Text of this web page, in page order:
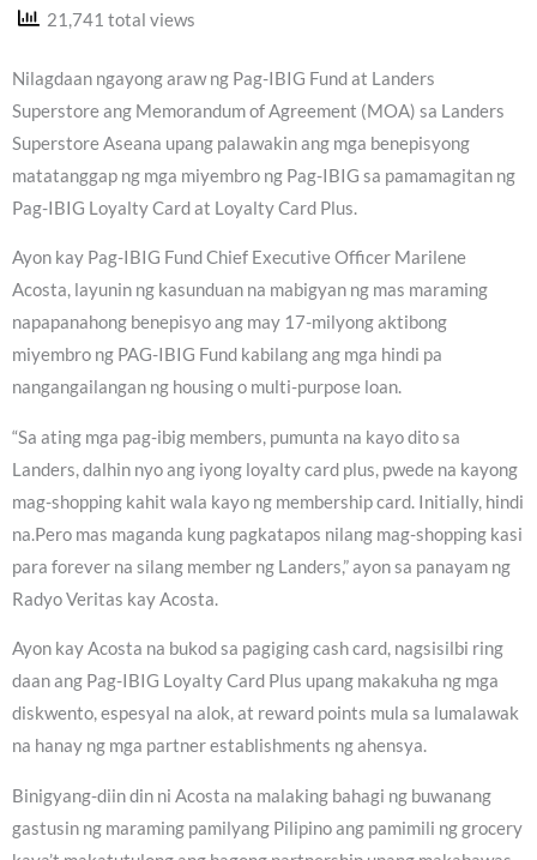
21,741 total views
Nilagdaan ngayong araw ng Pag-IBIG Fund at Landers
Superstore ang Memorandum of Agreement (MOA) sa Landers
Superstore Aseana upang palawakin ang mga benepisyong
matatanggap ng mga miyembro ng Pag-IBIG sa pamamagitan ng
Pag-IBIG Loyalty Card at Loyalty Card Plus.
Ayon kay Pag-IBIG Fund Chief Executive Officer Marilene
Acosta, layunin ng kasunduan na mabigyan ng mas maraming
napapanahong benepisyo ang may 17-milyong aktibong
miyembro ng PAG-IBIG Fund kabilang ang mga hindi pa
nangangailangan ng housing o multi-purpose loan.
“Sa ating mga pag-ibig members, pumunta na kayo dito sa
Landers, dalhin nyo ang iyong loyalty card plus, pwede na kayong
mag-shopping kahit wala kayo ng membership card. Initially, hindi
na.Pero mas maganda kung pagkatapos nilang mag-shopping kasi
para forever na silang member ng Landers,” ayon sa panayam ng
Radyo Veritas kay Acosta.
Ayon kay Acosta na bukod sa pagiging cash card, nagsisilbi ring
daan ang Pag-IBIG Loyalty Card Plus upang makakuha ng mga
diskwento, espesyal na alok, at reward points mula sa lumalawak
na hanay ng mga partner establishments ng ahensya.
Binigyang-diin din ni Acosta na malaking bahagi ng buwanang
gastusin ng maraming pamilyang Pilipino ang pamimili ng grocery